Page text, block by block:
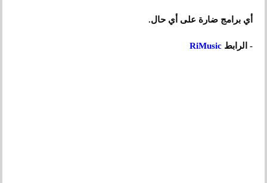
أي برامج ضارة على أي حال.
- الرابطRiMusic